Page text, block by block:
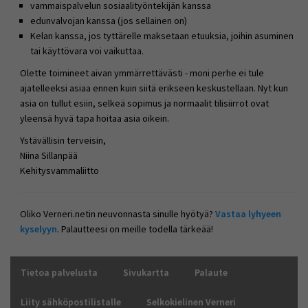
vammaispalvelun sosiaalityöntekijän kanssa
edunvalvojan kanssa (jos sellainen on)
Kelan kanssa, jos tyttärelle maksetaan etuuksia, joihin asuminen
tai käyttövara voi vaikuttaa.
Olette toimineet aivan ymmärrettävästi - moni perhe ei tule
ajatelleeksi asiaa ennen kuin siitä erikseen keskustellaan. Nyt kun
asia on tullut esiin, selkeä sopimus ja normaalit tilisiirrot ovat
yleensä hyvä tapa hoitaa asia oikein.
Ystävällisin terveisin,
Niina Sillanpää
Kehitysvammaliitto
Oliko Verneri.netin neuvonnasta sinulle hyötyä? Vastaa lyhyeen
kyselyyn. Palautteesi on meille todella tärkeää!
Tietoa palvelusta Sivukartta Palaute
Liity sähköpostilistalle Selkokielinen Verneri